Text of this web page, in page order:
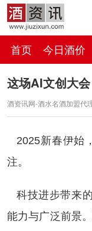
首页 今日酒价
百科
这场AI文创大
酒资讯网-酒水名酒加盟代
2025新春伊始
注。
科技进步带来
能力与广泛前景